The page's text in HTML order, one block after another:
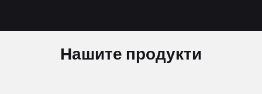
Нашите продукти